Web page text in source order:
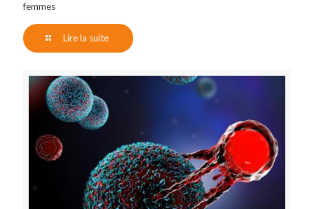
femmes
Lire la suite